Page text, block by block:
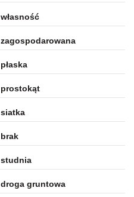
własność
zagospodarowana
płaska
prostokąt
siatka
brak
studnia
droga gruntowa